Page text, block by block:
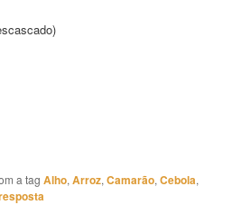
a tagAlho,Arroz,Camarão,Cebola,